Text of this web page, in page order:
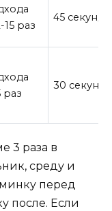
15 раз
45 секунд
раз
30 секунд
3 раза в
среду и
перед
после. Если